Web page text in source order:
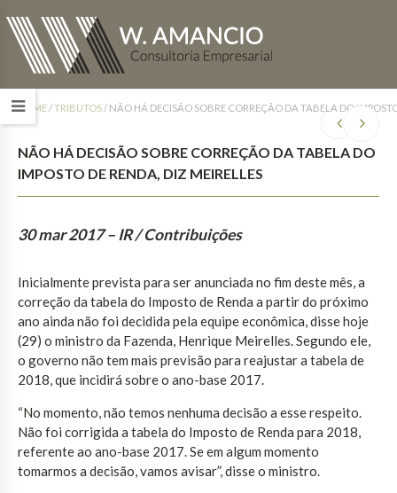
HOME/TRIBUTOS/ NÃO HÁ DECISÃO SOBRE CORREÇÃO DA TABELA DO
NÃO HÁ DECISÃO SOBRE CORREÇÃO DA TABELA DO
IMPOSTO DE RENDA, DIZ MEIRELLES
30 mar 2017 – IR / Contribuições
Inicialmente prevista para ser anunciada no fim deste mês, a
correção da tabela do Imposto de Renda a partir do próximo
ano ainda não foi decidida pela equipe econômica, disse hoje
(29) o ministro da Fazenda, Henrique Meirelles. Segundo ele,
o governo não tem mais previsão para reajustar a tabela de
2018, que incidirá sobre o ano-base 2017.
“No momento, não temos nenhuma decisão a esse respeito.
Não foi corrigida a tabela do Imposto de Renda para 2018,
referente ao ano-base 2017. Se em algum momento
tomarmos a decisão, vamos avisar”, disse o ministro.